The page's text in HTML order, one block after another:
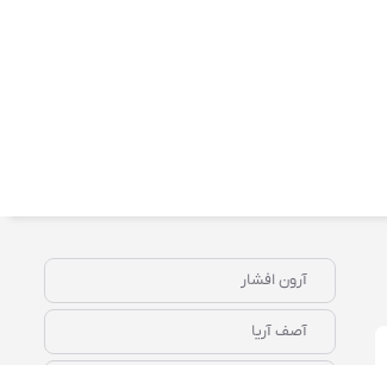
آرون افشار
آصف آریا